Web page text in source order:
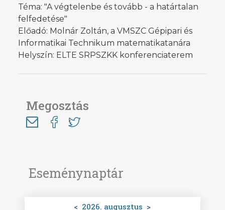
Eseménynaptár
< 2026. augusztus >
Téma: "A végtelenbe és tovább - a határtalan
felfedetése"
Előadó: Molnár Zoltán, a VMSZC Gépipari és
Informatikai Technikum matematikatanára
Helyszín: ELTE SRPSZKK konferenciaterem
Megosztás